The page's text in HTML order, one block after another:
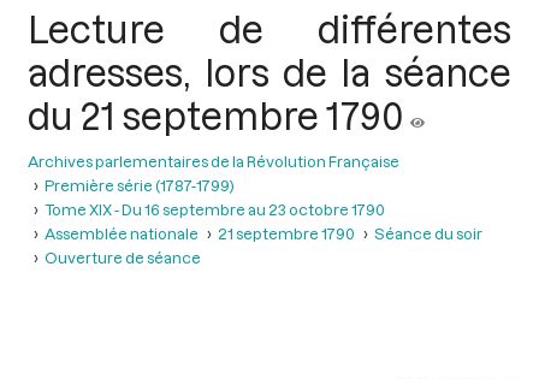
Lecture de différentes
adresses, lors de la séance
du 21 septembre 1790
Archives parlementaires de la Révolution Française
Première série (1787-1799)
Tome XIX - Du 16 septembre au 23 octobre 1790
Assemblée nationale
21 septembre 1790
Séance du soir
Ouverture de séance